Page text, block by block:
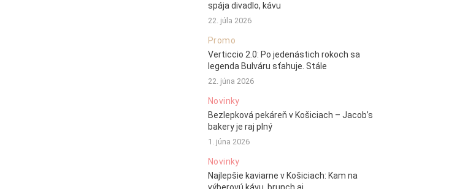
spája divadlo, kávu
22. júla 2026
Promo
Verticcio 2.0: Po jedenástich rokoch sa
legenda Bulváru sťahuje. Stále
22. júna 2026
Novinky
Bezlepková pekáreň v Košiciach – Jacob’s
bakery je raj plný
1. júna 2026
Novinky
Najlepšie kaviarne v Košiciach: Kam na